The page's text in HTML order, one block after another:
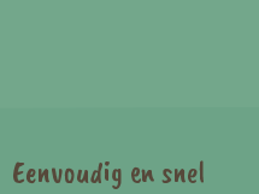
Voordelen
Eenvoudig en snel